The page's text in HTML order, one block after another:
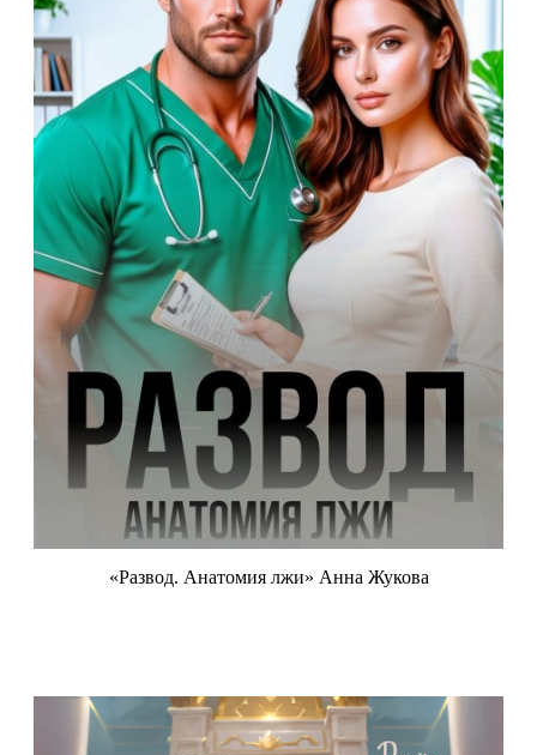
«Развод. Анатомия лжи» Анна Жукова